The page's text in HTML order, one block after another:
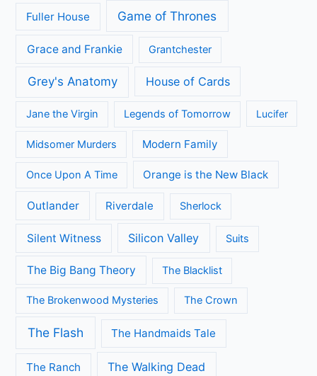
Fuller House Game of Thrones
Grace and Frankie Grantchester
Grey's Anatomy House of Cards
Jane the Virgin Legends of Tomorrow Lucifer
Midsomer Murders Modern Family
Once Upon A Time Orange is the New Black
Outlander Riverdale Sherlock
Silent Witness Silicon Valley Suits
The Big Bang Theory The Blacklist
The Brokenwood Mysteries The Crown
The Flash The Handmaids Tale
The Ranch The Walking Dead